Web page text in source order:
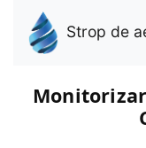
Strop de